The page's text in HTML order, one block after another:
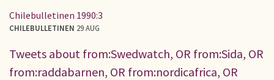
Chilebulletinen 1990:3
CHILEBULLETINEN 29 AUG
Tweets about from:Swedwatch, OR from:Sida, OR
from:raddabarnen, OR from:nordicafrica, OR